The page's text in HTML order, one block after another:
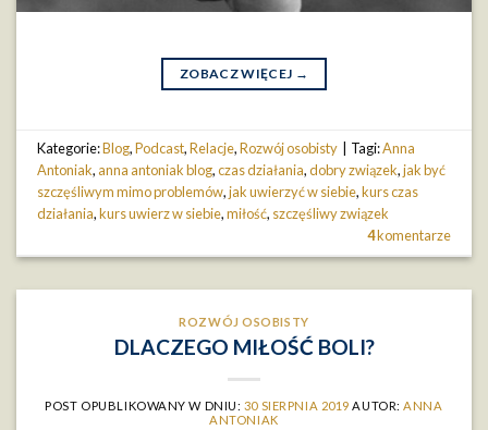
ZOBACZ WIĘCEJ →
Kategorie:Blog,Podcast,Relacje,Rozwój osobisty Tagi:Anna
Antoniak,anna antoniak blog,czas działania,dobry związek,jak być
szczęśliwym mimo problemów,jak uwierzyć w siebie,kurs czas
działania,kurs uwierz w siebie,miłość, szczęśliwy związek
4komentarze
ROZWÓJ OSOBISTY
DLACZEGO MIŁOŚĆ BOLI?
POST OPUBLIKOWANY W DNIU: 30 SIERPNIA 2019 AUTOR:ANNA
ANTONIAK